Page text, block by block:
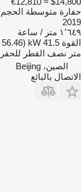
حفارة متوسطة الحجم
2019
١٬٦٤٩ متر / ساعة
القوة 41.5 kW (56.46 حصان)
متر نصف القطر للحفر
الصين، Beijing
الاتصال بالبائع